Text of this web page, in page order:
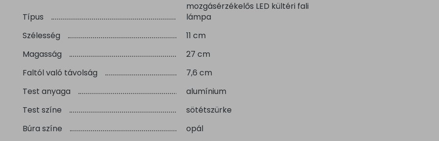
Típus
mozgásérzékelős LED kültéri fali
lámpa
Szélesség
11 cm
Magasság
27 cm
Faltól való távolság
7,6 cm
Test anyaga
alumínium
Test színe
sötétszürke
Búra színe
opál